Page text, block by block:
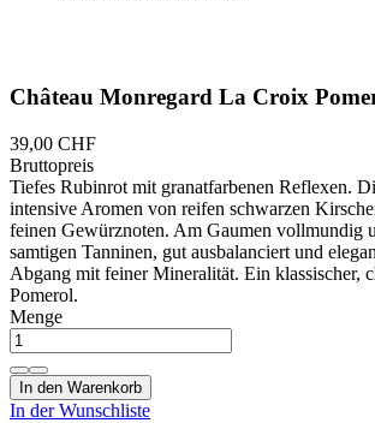
Château Monregard La Croix
39,00 CHF
Bruttopreis
Tiefes Rubinrot mit granatfarbenen Reflexen.
intensive Aromen von reifen schwarzen
feinen Gewürznoten. Am Gaumen vollmundig
samtigen Tanninen, gut ausbalanciert und
Abgang mit feiner Mineralität. Ein klassischer,
Pomerol.
Menge
In den Warenkorb
In der Wunschliste